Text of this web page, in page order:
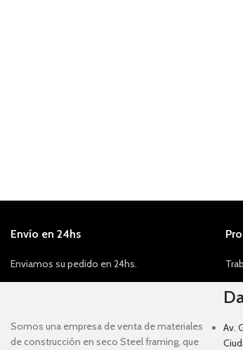
Envío en 24hs
Enviamos su pedido en 24hs.
Somos una empresa de venta de materiales
de construcción en seco Steel framing, que
Av.